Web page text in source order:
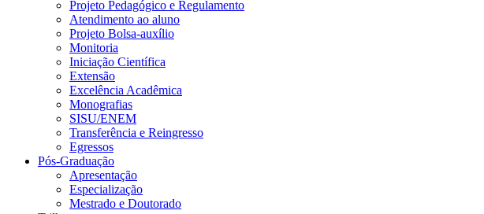
Projeto Pedagógico e Regulamento
Atendimento ao aluno
Projeto Bolsa-auxílio
Monitoria
Iniciação Científica
Extensão
Excelência Acadêmica
Monografias
SISU/ENEM
Transferência e Reingresso
Egressos
Pós-Graduação
Apresentação
Especialização
Mestrado e Doutorado